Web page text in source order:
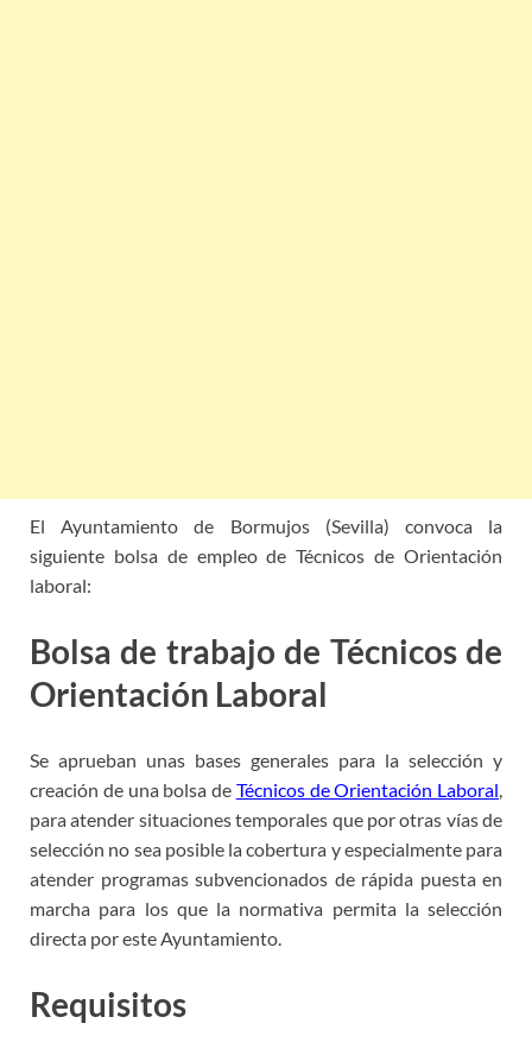
El Ayuntamiento de Bormujos (Sevilla) convoca la
siguiente bolsa de empleo de Técnicos de Orientación
laboral:
Bolsa de trabajo de Técnicos de
Orientación Laboral
Se aprueban unas bases generales para la selección y
creación de una bolsa de Técnicos de Orientación Laboral,
para atender situaciones temporales que por otras vías de
selección no sea posible la cobertura y especialmente para
atender programas subvencionados de rápida puesta en
marcha para los que la normativa permita la selección
directa por este Ayuntamiento.
Requisitos